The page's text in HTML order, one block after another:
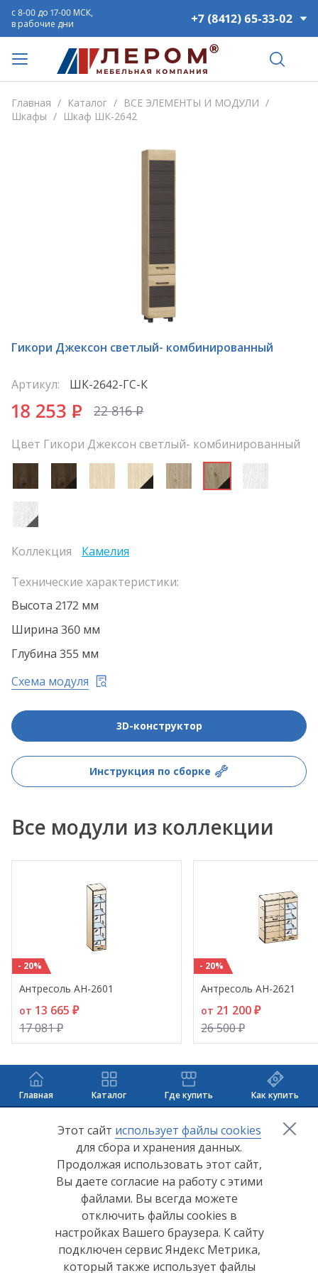
+7 (8412) 65-33-02
с 8-00 до 17-00 МСК,
в рабочие дни
Главная / Каталог / ВСЕ ЭЛЕМЕНТЫ И МОДУЛИ /
Шкафы / Шкаф ШК-2642
Гикори Джексон светлый- комбинированный
Артикул: ШК-2642-ГС-К
18 253 P 22 816P
Цвет Гикори Джексон светлый- комбинированный
Коллекция
Камелия
Технические характеристики:
Высота 2172 мм
Ширина 360 мм
Глубина 355 мм
Схема модуля
3D-конструктор
Инструкция по сборке
Все модули из коллекции
- 20%
Антресоль АН-2601
от 13 665 ₽
17 081 ₽
- 20%
Антресоль АН-2621
от 21 200 ₽
26 500 ₽
Главная Каталог Где купить Как купить
+7 (8412) 65-33-00
info@lerom.ru
Согласие на обработку персональных данных
Политика конфиденциальности
Согласие на обработку персональных данных Яндекс
Этот сайт использует файлы cookies
для сбора и хранения данных.
Продолжая использовать этот сайт,
Вы даете согласие на работу с этими
файлами. Вы всегда можете
отключить файлы cookies в
настройках Вашего браузера. К сайту
подключен сервис Яндекс Метрика,
который также использует файлы